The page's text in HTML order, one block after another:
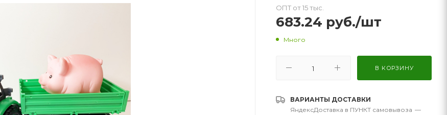
ОПТ от 15 тыс.
683.24 руб./шт
Много
В КОРЗИНУ
ВАРИАНТЫ ДОСТАВКИ
ЯндексДоставка в ПУНКТ самовывоза —